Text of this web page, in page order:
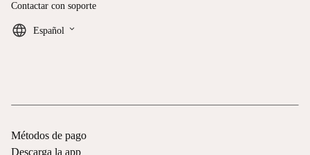
Contactar con soporte
Español keyboard_arrow_down
Métodos de pago
Descarga la app